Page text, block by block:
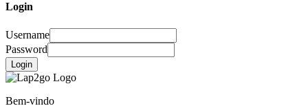
Login
Username
Password
Login
Bem-vindo